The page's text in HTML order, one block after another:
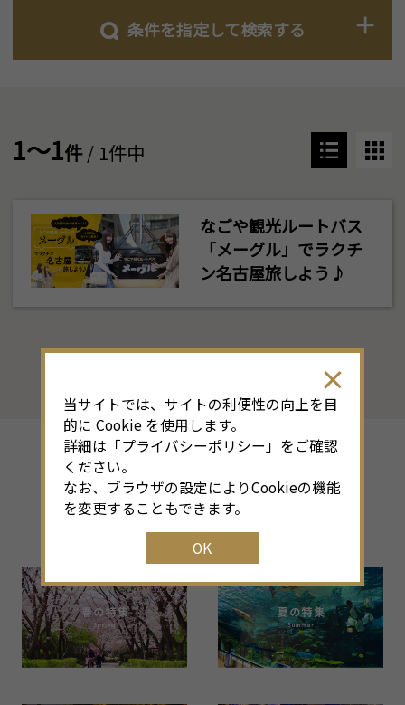
条件を指定して検索する
1～1件/ 1件中
なごや観光ルートバス
「メーグル」でラクチ
ン名古屋旅しよう♪
その他のシーズン特集
当サイトでは、サイトの利便性の向上を目
的に Cookie を使用します。
詳細は「プライバシーポリシー 」をご確認
ください。
なお、ブラウザの設定によりCookieの機能
を変更することもできます。
OK